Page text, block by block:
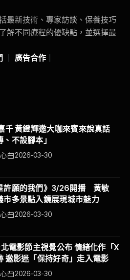
最新技術、專家訪談、保養技巧
解不同療程的優缺點，並選擇最
廣告合作
千 黃鐙輝邀大咖來賓來說真話
、不設腳本」
2026-03-30
許願的我們》3/26開播 黃敏
市多景點入鏡展現城市魅力
2026-03-30
電影節主視覺公布 情緒化作「X
邀影迷「保持好奇」走入電影
2026-03-30